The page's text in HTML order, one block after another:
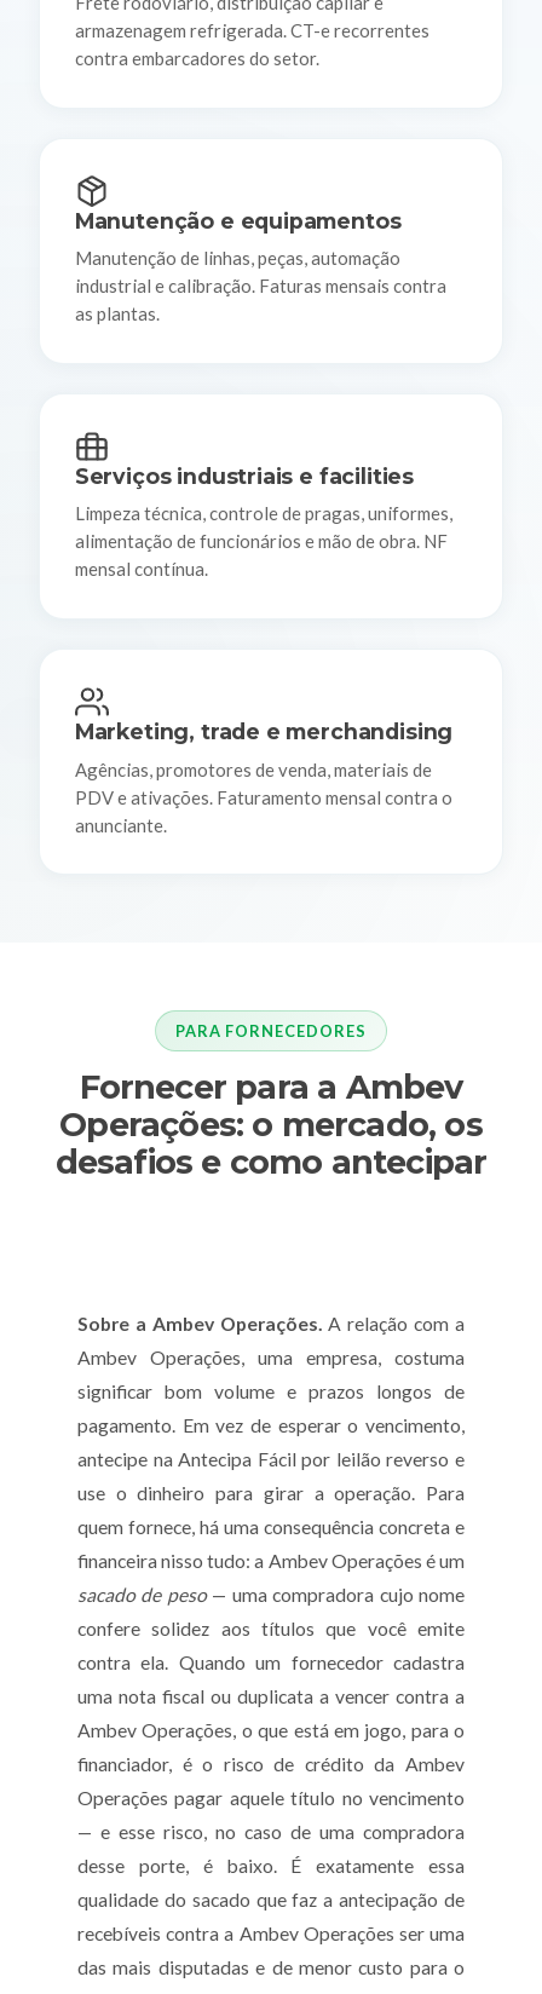
armazenagem refrigerada. CT-e recorrentes
contra embarcadores do setor.
Manutenção e equipamentos
Manutenção de linhas, peças, automação
industrial e calibração. Faturas mensais contra
as plantas.
Serviços industriais e facilities
Limpeza técnica, controle de pragas, uniformes,
alimentação de funcionários e mão de obra. NF
mensal contínua.
Marketing, trade e merchandising
Agências, promotores de venda, materiais de
PDV e ativações. Faturamento mensal contra o
anunciante.
PARA FORNECEDORES
Fornecer para a Ambev
Operações: o mercado, os
desafios e como antecipar
Sobre a Ambev Operações. A relação com a
Ambev Operações, uma empresa, costuma
significar bom volume e prazos longos de
pagamento. Em vez de esperar o vencimento,
antecipe na Antecipa Fácil por leilão reverso e
use o dinheiro para girar a operação. Para
quem fornece, há uma consequência concreta e
financeira nisso tudo: a Ambev Operações é um
sacado de peso— uma compradora cujo nome
confere solidez aos títulos que você emite
contra ela. Quando um fornecedor cadastra
uma nota fiscal ou duplicata a vencer contra a
Ambev Operações, o que está em jogo, para o
financiador, é o risco de crédito da Ambev
Operações pagar aquele título no vencimento
— e esse risco, no caso de uma compradora
desse porte, é baixo. É exatamente essa
qualidade do sacado que faz a antecipação de
recebíveis contra a Ambev Operações ser uma
das mais disputadas e de menor custo para o